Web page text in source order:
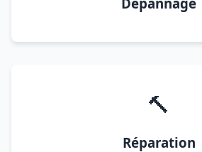
🔨
Réparation